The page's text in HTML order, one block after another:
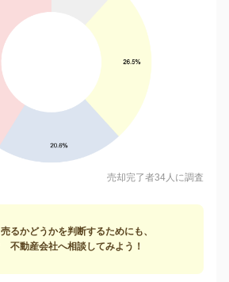
売却完了者34人に調査
売るかどうかを判断するためにも、
不動産会社へ相談してみよう！